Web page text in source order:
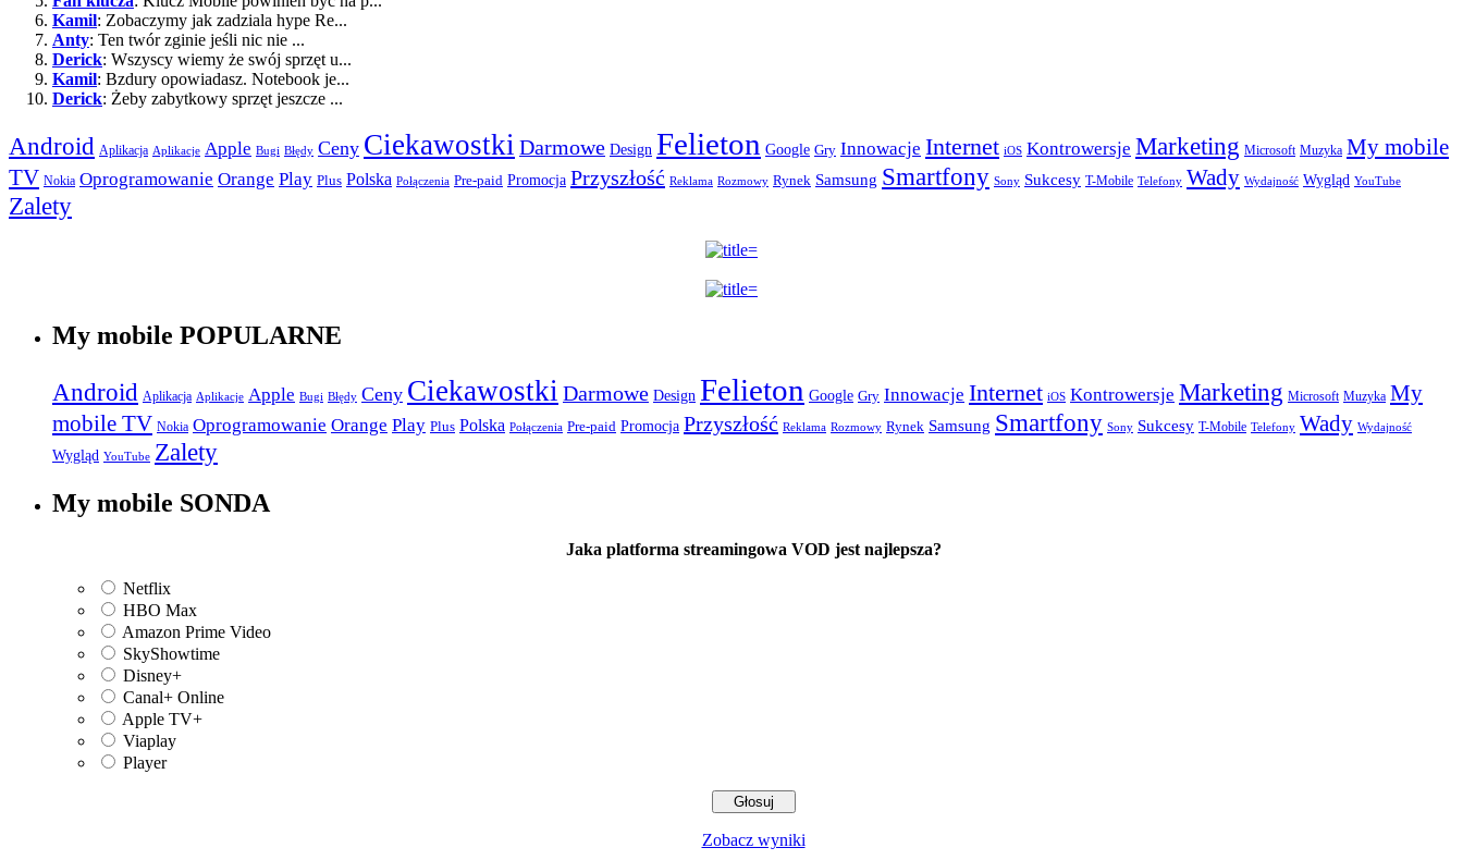
Kamil: Zobaczymy jak zadziala hype Re...
Anty: Ten twór zginie jeśli nic nie ...
Derick: Wszyscy wiemy że swój sprzęt u...
Kamil: Bzdury opowiadasz. Notebook je...
Derick: Żeby zabytkowy sprzęt jeszcze ...
Android Aplikacja Aplikacje Apple Bugi Błędy Ceny Ciekawostki Darmowe Design Felieton Google Gry Innowacje Internet iOS Kontrowersje Marketing Microsoft Muzyka My mobile
TV Nokia Oprogramowanie Orange Play Plus Polska Połączenia Pre-paid Promocja Przyszłość Reklama Rozmowy Rynek Samsung Smartfony Sony Sukcesy T-Mobile Telefony Wady Wydajność Wygląd YouTube
Zalety
My mobile POPULARNE
Android Aplikacja Aplikacje Apple Bugi Błędy Ceny Ciekawostki Darmowe Design Felieton Google Gry Innowacje Internet iOS Kontrowersje Marketing Microsoft Muzyka My
mobile TV Nokia Oprogramowanie Orange Play Plus Polska Połączenia Pre-paid Promocja Przyszłość Reklama Rozmowy Rynek Samsung Smartfony Sony Sukcesy T-Mobile Telefony Wady Wydajność
Wygląd YouTube Zalety
My mobile SONDA
Jaka platforma streamingowa VOD jest najlepsza?
Netflix
HBO Max
Amazon Prime Video
SkyShowtime
Disney+
Canal+ Online
Apple TV+
Viaplay
Player
Zobacz wyniki